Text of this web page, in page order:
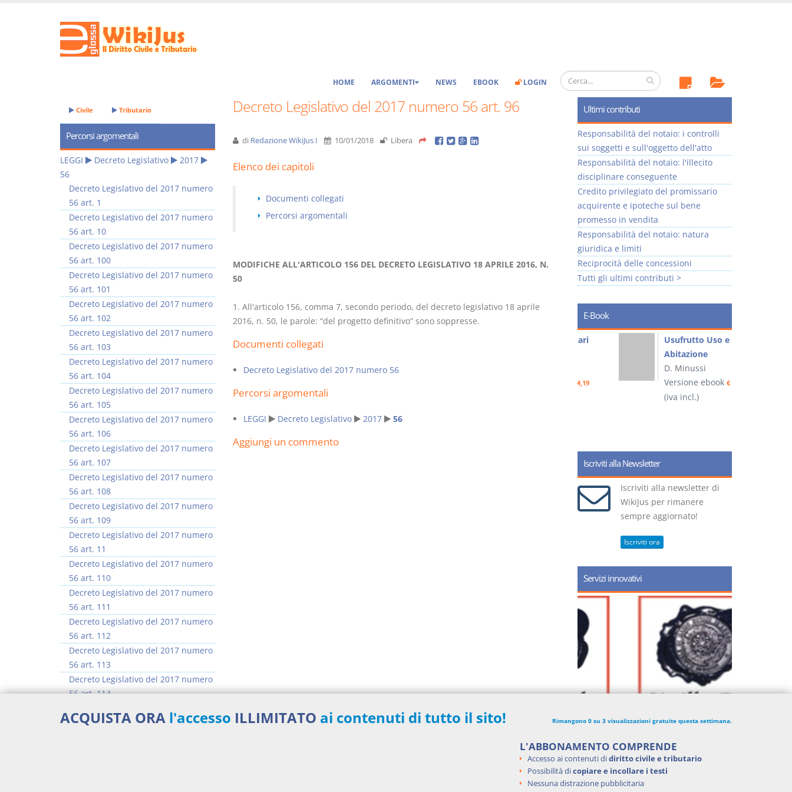
HOME ARGOMENTI NEWS EBOOK LOGIN
Decreto Legislativo del 2017 numero 56 art. 96
di Redazione WikiJus I 10/01/2018 Libera
Elenco dei capitoli
Documenti collegati
Percorsi argomentali
MODIFICHE ALL'ARTICOLO 156 DEL DECRETO LEGISLATIVO 18 APRILE 2016, N.
50
1. All'articolo 156, comma 7, secondo periodo, del decreto legislativo 18 aprile
2016, n. 50, le parole: “del progetto definitivo” sono soppresse.
Documenti collegati
Decreto Legislativo del 2017 numero 56
Percorsi argomentali
LEGGI Decreto Legislativo 2017 56
Aggiungi un commento
Civile Tributario
Percorsi argomentali
LEGGI Decreto Legislativo
2017
56
Decreto Legislativo del 2017 numero
56 art. 1
Decreto Legislativo del 2017 numero
56 art. 10
Decreto Legislativo del 2017 numero
56 art. 100
Decreto Legislativo del 2017 numero
56 art. 101
Decreto Legislativo del 2017 numero
56 art. 102
Decreto Legislativo del 2017 numero
56 art. 103
Decreto Legislativo del 2017 numero
56 art. 104
Decreto Legislativo del 2017 numero
56 art. 105
Decreto Legislativo del 2017 numero
56 art. 106
Decreto Legislativo del 2017 numero
56 art. 107
Decreto Legislativo del 2017 numero
56 art. 108
Decreto Legislativo del 2017 numero
56 art. 109
Decreto Legislativo del 2017 numero
56 art. 11
Decreto Legislativo del 2017 numero
56 art. 110
Decreto Legislativo del 2017 numero
56 art. 111
Decreto Legislativo del 2017 numero
56 art. 112
Decreto Legislativo del 2017 numero
56 art. 113
Decreto Legislativo del 2017 numero
56 art. 114
56 art. 115
Ultimi contributi
Responsabilità del notaio: i controlli
sui soggetti e sull'oggetto dell'atto
Responsabilità del notaio: l'illecito
disciplinare conseguente
Credito privilegiato del promissario
acquirente e ipoteche sul bene
promesso in vendita
Responsabilità del notaio: natura
giuridica e limiti
Reciprocità delle concessioni
Tutti gli ultimi contributi >
E-Book
Usufrutto Uso e
Abitazione
D. Minussi
Versione ebook€ 4,19
(iva incl.)
Iscriviti alla Newsletter
Iscriviti alla newsletter di
WikiJus per rimanere
sempre aggiornato!
Iscriviti ora
Servizi innovativi
ACQUISTA ORA l'accesso ILLIMITATO ai contenuti di tutto il sito! Rimangono 0 su 3 visualizzazioni gratuite questa settimana.
L'ABBONAMENTO COMPRENDE
Accesso ai contenuti didiritto civile e tributario
Possibilità dicopiare e incollare i testi
Nessuna distrazione pubblicitaria